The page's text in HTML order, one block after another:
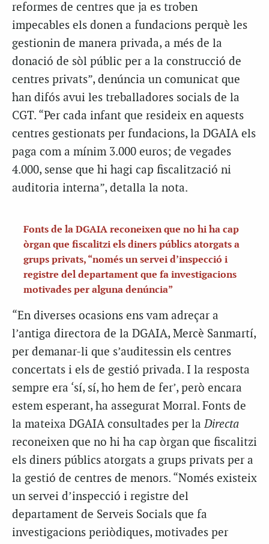
reformes de centres que ja es troben
impecables els donen a fundacions perquè les
gestionin de manera privada, a més de la
donació de sòl públic per a la construcció de
centres privats”, denúncia un comunicat que
han difós avui les treballadores socials de la
CGT. “Per cada infant que resideix en aquests
centres gestionats per fundacions, la DGAIA els
paga com a mínim 3.000 euros; de vegades
4.000, sense que hi hagi cap fiscalització ni
auditoria interna”, detalla la nota.
Fonts de la DGAIA reconeixen que no hi ha cap
òrgan que fiscalitzi els diners públics atorgats a
grups privats, “només un servei d’inspecció i
registre del departament que fa investigacions
motivades per alguna denúncia”
“En diverses ocasions ens vam adreçar a
l’antiga directora de la DGAIA, Mercè Sanmartí,
per demanar-li que s’auditessin els centres
concertats i els de gestió privada. I la resposta
sempre era ‘sí, sí, ho hem de fer’, però encara
estem esperant, ha assegurat Morral. Fonts de
la mateixa DGAIA consultades per laDirecta
reconeixen que no hi ha cap òrgan que fiscalitzi
els diners públics atorgats a grups privats per a
la gestió de centres de menors. “Només existeix
un servei d’inspecció i registre del
departament de Serveis Socials que fa
investigacions periòdiques, motivades per